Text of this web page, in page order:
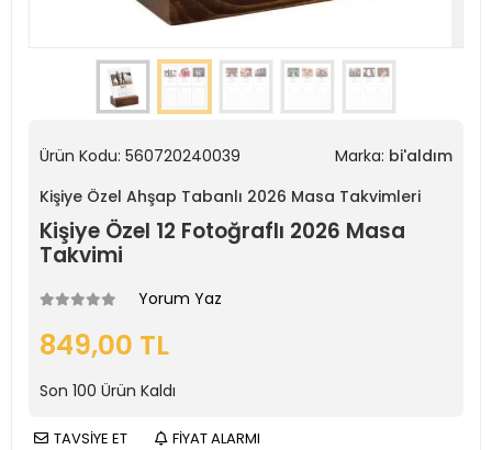
Ürün Kodu: 560720240039 Marka: bi'aldım
Kişiye Özel Ahşap Tabanlı 2026 Masa Takvimleri
Kişiye Özel 12 Fotoğraflı 2026 Masa
Takvimi
Yorum Yaz
849,00 TL
Son 100 Ürün Kaldı
TAVSİYE ET FİYAT ALARMI